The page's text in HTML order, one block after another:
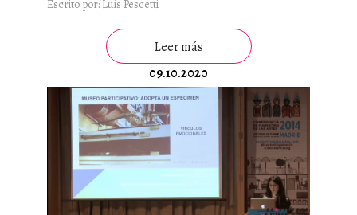
Escrito por: Luis Pescetti
Leer más
09.10.2020